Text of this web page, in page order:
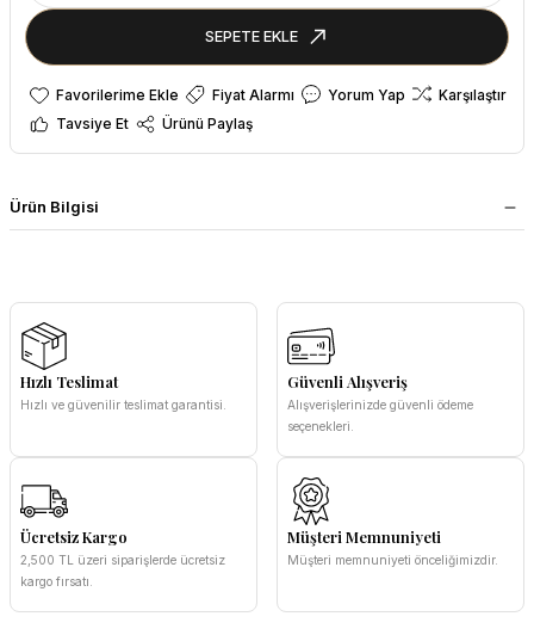
SEPETE EKLE
Fiyat Alarmı Yorum Yap
Karşılaştır
Tavsiye Et
Ürünü Paylaş
Ürün Bilgisi
Hızlı Teslimat
Hızlı ve güvenilir teslimat garantisi.
Güvenli Alışveriş
Alışverişlerinizde güvenli ödeme
seçenekleri.
Ücretsiz Kargo
2,500 TL üzeri siparişlerde ücretsiz
kargo fırsatı.
Müşteri Memnuniyeti
Müşteri memnuniyeti önceliğimizdir.